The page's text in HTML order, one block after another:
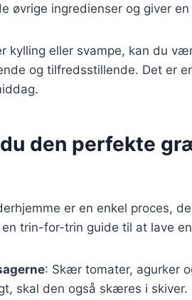
øvrige ingredienser og giver
kylling eller svampe, kan du
og tilfredsstillende. Det er
du den perfekte
er en enkel proces,
trin-for-trin guide til at lave
: Skær tomater, agurker
skal den også skæres i skiver.